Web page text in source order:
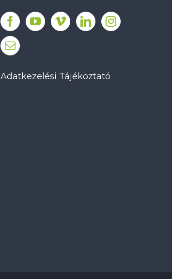
Adatkezelési Tájékoztató